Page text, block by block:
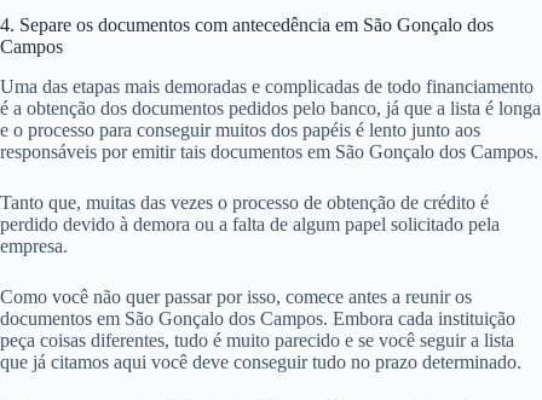
4. Separe os documentos com antecedência em São Gonçalo dos
Campos
Uma das etapas mais demoradas e complicadas de todo financiamento
é a obtenção dos documentos pedidos pelo banco, já que a lista é longa
e o processo para conseguir muitos dos papéis é lento junto aos
responsáveis por emitir tais documentos em São Gonçalo dos Campos.
Tanto que, muitas das vezes o processo de obtenção de crédito é
perdido devido à demora ou a falta de algum papel solicitado pela
empresa.
Como você não quer passar por isso, comece antes a reunir os
documentos em São Gonçalo dos Campos. Embora cada instituição
peça coisas diferentes, tudo é muito parecido e se você seguir a lista
que já citamos aqui você deve conseguir tudo no prazo determinado.